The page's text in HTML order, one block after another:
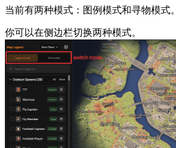
当前有两种模式：图例模式和寻物模式。
你可以在侧边栏切换两种模式。